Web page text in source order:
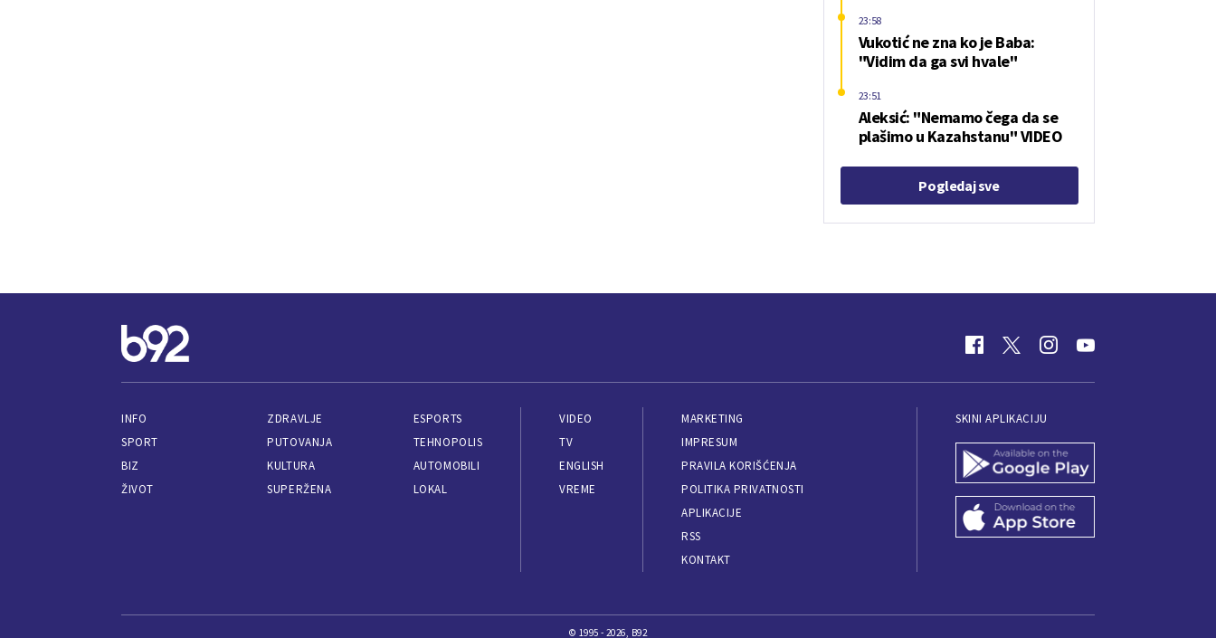
Vukotić ne zna ko je Baba:
"Vidim da ga svi hvale"
23:58
Aleksić: "Nemamo čega da se
plašimo u Kazahstanu" VIDEO
23:51
Pogledaj sve
INFO
SPORT
BIZ
ŽIVOT
ZDRAVLJE
PUTOVANJA
KULTURA
SUPERŽENA
ESPORTS
TEHNOPOLIS
AUTOMOBILI
LOKAL
VIDEO
TV
ENGLISH
VREME
MARKETING
IMPRESUM
PRAVILA KORIŠĆENJA
POLITIKA PRIVATNOSTI
APLIKACIJE
RSS
KONTAKT
SKINI APLIKACIJU
© 1995 - 2026, B92